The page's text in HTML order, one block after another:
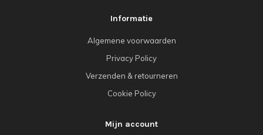
Informatie
Algemene voorwaarden
Privacy Policy
Verzenden & retourneren
Cookie Policy
Mijn account